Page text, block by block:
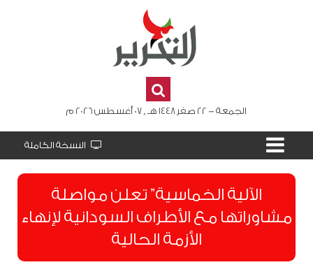
الجمعة - 22 صفر 1448 هـ , 07 أغسطس 2026 م
النسخة الكاملة
الآلية الخماسية” تعلن مواصلة
مشاوراتها مع الأطراف السودانية لإنهاء
الأزمة الحالية